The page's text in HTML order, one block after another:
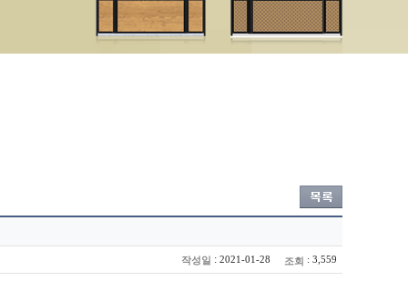
작성일 : 2021-01-28 조회 : 3,559